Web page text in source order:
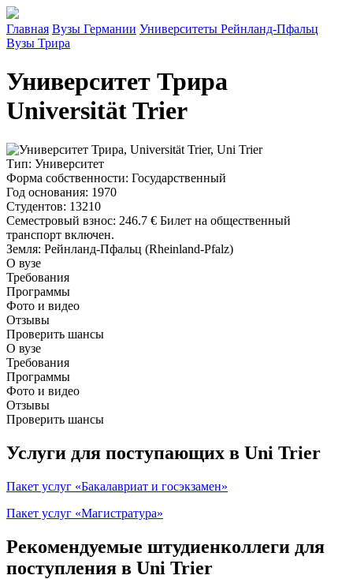
Главная Вузы Германии Университеты Рейнланд-Пфальц
Вузы Трира
Университет Трира
Universität Trier
Тип: Университет
Форма собственности: Государственный
Год основания: 1970
Студентов: 13210
Семестровый взнос: 246.7 € Билет на общественный
транспорт включен.
Земля: Рейнланд-Пфальц (Rheinland-Pfalz)
О вузе
Требования
Программы
Фото и видео
Отзывы
Проверить шансы
О вузе
Требования
Программы
Фото и видео
Отзывы
Проверить шансы
Услуги для поступающих в Uni Trier
Пакет услуг «Бакалавриат и госэкзамен»
Пакет услуг «Магистратура»
Рекомендуемые штудиенколлеги для
поступления в Uni Trier